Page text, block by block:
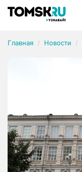
Главная Новости